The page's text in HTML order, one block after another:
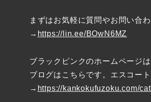
まずはお気軽に質問やお問い合
→ https://lin.ee/BOwN6MZ
ブラックピンクのホームページ
ブログはこちらです。エスコー
→ https://kankokufuzoku.com/